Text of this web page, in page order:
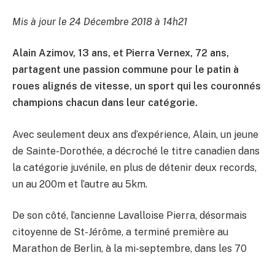
Mis à jour le 24 Décembre 2018 à 14h21
Alain Azimov, 13 ans, et Pierra Vernex, 72 ans,
partagent une passion commune pour le patin à
roues alignés de vitesse, un sport qui les couronnés
champions chacun dans leur catégorie.
Avec seulement deux ans d’expérience, Alain, un jeune
de Sainte-Dorothée, a décroché le titre canadien dans
la catégorie juvénile, en plus de détenir deux records,
un au 200m et l’autre au 5km.
De son côté, l’ancienne Lavalloise Pierra, désormais
citoyenne de St-Jérôme, a terminé première au
Marathon de Berlin, à la mi-septembre, dans les 70